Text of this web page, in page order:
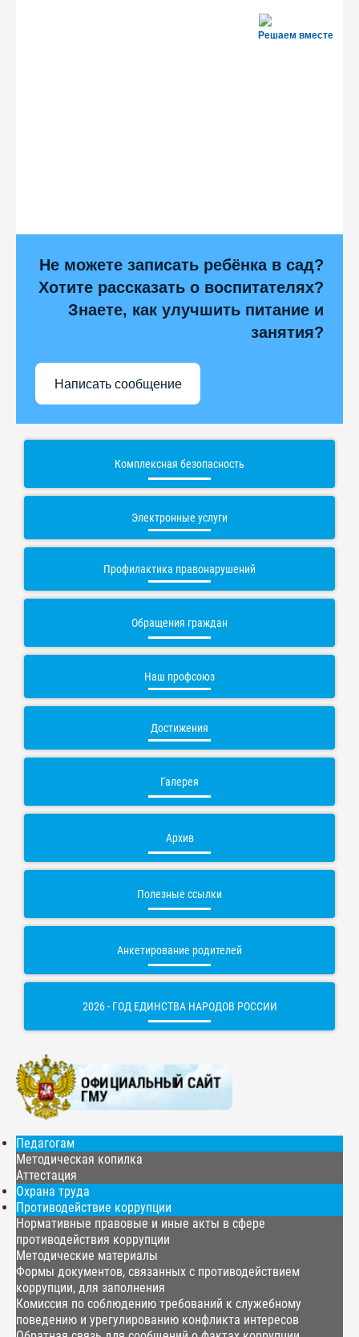
Решаем вместе
Не можете записать ребёнка в сад?
Хотите рассказать о воспитателях?
Знаете, как улучшить питание и
занятия?
Написать сообщение
Комплексная безопасность
Электронные услуги
Профилактика правонарушений
Обращения граждан
Наш профсоюз
Достижения
Галерея
Архив
Полезные ссылки
Анкетирование родителей
2026 - ГОД ЕДИНСТВА НАРОДОВ РОССИИ
Педагогам
Методическая копилка
Аттестация
Охрана труда
Противодействие коррупции
Нормативные правовые и иные акты в сфере
противодействия коррупции
Методические материалы
Формы документов, связанных с противодействием
коррупции, для заполнения
Комиссия по соблюдению требований к служебному
поведению и урегулированию конфликта интересов